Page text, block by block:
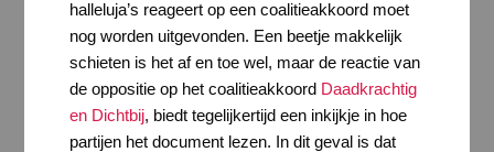
halleluja’s reageert op een coalitieakkoord moet
nog worden uitgevonden. Een beetje makkelijk
schieten is het af en toe wel, maar de reactie van
de oppositie op het coalitieakkoord Daadkrachtig
en Dichtbij, biedt tegelijkertijd een inkijkje in hoe
partijen het document lezen. In dit geval is dat